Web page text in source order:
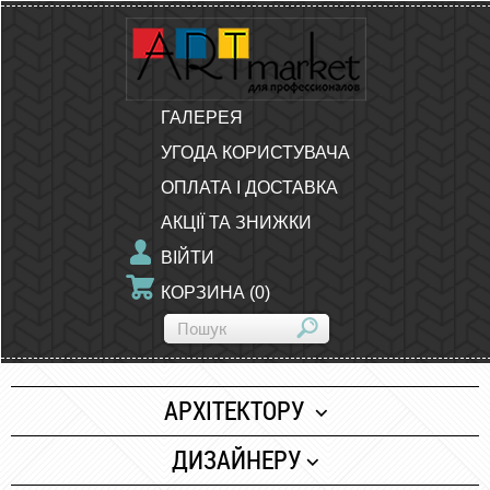
ГАЛЕРЕЯ
УГОДА КОРИСТУВАЧА
ОПЛАТА І ДОСТАВКА
АКЦІЇ ТА ЗНИЖКИ
ВІЙТИ
КОРЗИНА (0)
АРХІТЕКТОРУ
Папір
ДИЗАЙНЕРУ